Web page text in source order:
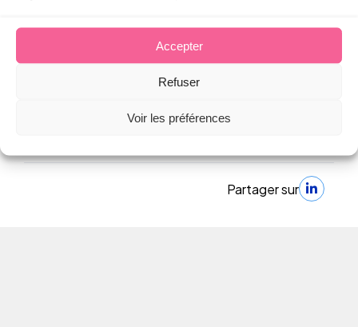
Accepter
Refuser
Voir les préférences
préjudice devrait aboutir à la prise en
compte plus systématique d’autres chefs de
préjudice, que les conseillers restent libres
sécurité, exécution fautive du contrat de
Partager sur